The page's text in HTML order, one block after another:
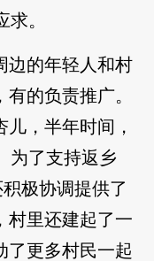
。
边的年轻人和村
的负责推广。
，半年时间，
为了支持返乡
极协调提供了
村里还建起了一
了更多村民一起